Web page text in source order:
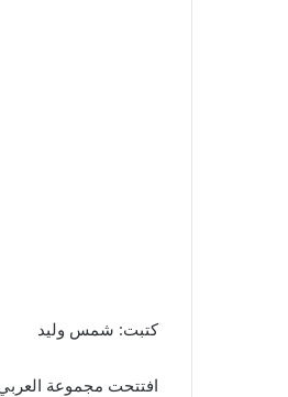
كتبت: شمس وليد
افتتحت مجموعة